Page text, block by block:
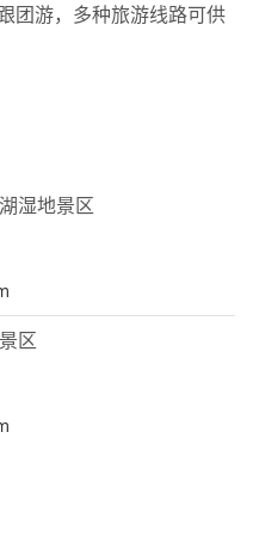
团游，多种旅游线路可供
湿地景区
区